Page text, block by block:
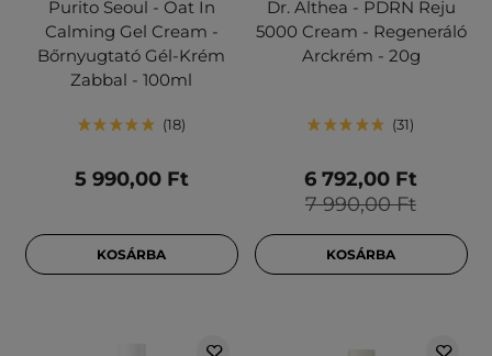
Purito Seoul - Oat In
Calming Gel Cream -
Bőrnyugtató Gél-Krém
Zabbal - 100ml
18
5 990,00 Ft
KOSÁRBA
Dr. Althea - PDRN Reju
5000 Cream - Regeneráló
Arckrém - 20g
31
7 990,00 Ft
6 792,00 Ft
KOSÁRBA